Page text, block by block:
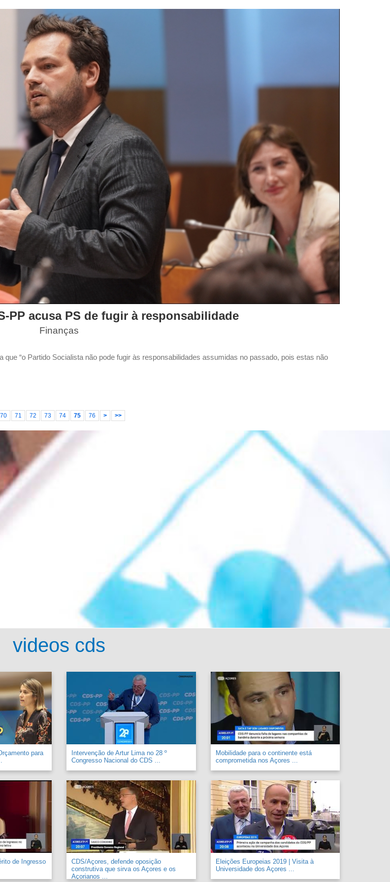
PP acusa PS de fugir à responsabilidade
Finanças
“o Partido Socialista não pode fugir às responsabilidades assumidas no passado, pois estas não
70 71 72 73 74 75 76 > >>
videos cds
para
Intervenção de Artur Lima no 28 º
Congresso Nacional do CDS ...
Mobilidade para o continente está
comprometida nos Açores ...
de Ingresso
CDS/Açores, defende oposição
construtiva que sirva os Açores e os
Açorianos ...
Eleições Europeias 2019 | Visita à
Universidade dos Açores ...